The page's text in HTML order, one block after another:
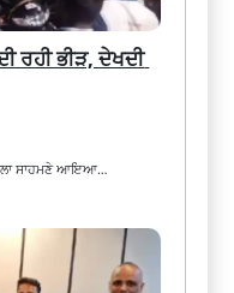
ਰਹੀ ਭੀੜ, ਦੇਖਦੀ
ਸਾਹਮਣੇ ਆਇਆ…